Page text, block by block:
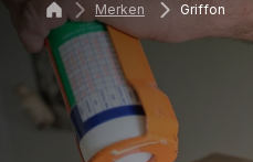
Merken Griffon